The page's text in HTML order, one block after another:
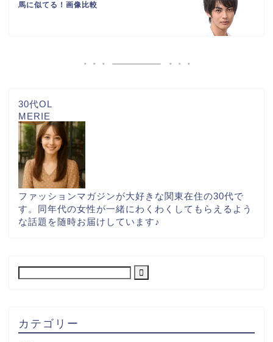
馬に似てる！画像比較
30代OL
MERIE
ファッションマガジンが大好きな関東在住の30代で
す。同年代の女性が一緒にわくわくしてもらえるよう
な話題を随時お届けしています♪
カテゴリー